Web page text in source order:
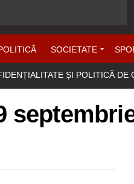
SOCIETATE
ȘI POLITICĂ DE